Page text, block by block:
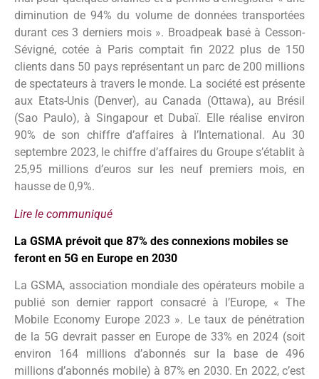
diminution de 94% du volume de données transportées
durant ces 3 derniers mois ». Broadpeak basé à Cesson-
Sévigné, cotée à Paris comptait fin 2022 plus de 150
clients dans 50 pays représentant un parc de 200 millions
de spectateurs à travers le monde. La société est présente
aux Etats-Unis (Denver), au Canada (Ottawa), au Brésil
(Sao Paulo), à Singapour et Dubaï. Elle réalise environ
90% de son chiffre d’affaires à l’International. Au 30
septembre 2023, le chiffre d’affaires du Groupe s’établit à
25,95 millions d’euros sur les neuf premiers mois, en
hausse de 0,9%.
Lire le communiqué
La GSMA prévoit que 87% des connexions mobiles se
feront en 5G en Europe en 2030
La GSMA, association mondiale des opérateurs mobile a
publié son dernier rapport consacré à l’Europe, « The
Mobile Economy Europe 2023 ». Le taux de pénétration
de la 5G devrait passer en Europe de 33% en 2024 (soit
environ 164 millions d’abonnés sur la base de 496
millions d’abonnés mobile) à 87% en 2030. En 2022, c’est